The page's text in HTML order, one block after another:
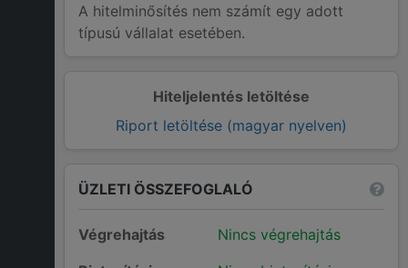
Hiteljelentés letöltése
Riport letöltése (magyar nyelven)
A hitelminősítés nem számít egy adott
típusú vállalat esetében.
ÜZLETI ÖSSZEFOGLALÓ
Végrehajtás
Nincs végrehajtás